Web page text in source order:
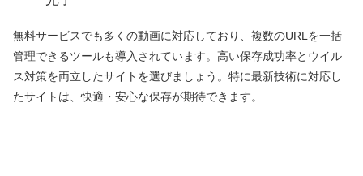
無料サービスでも多くの動画に対応しており、複数のURLを一括
管理できるツールも導入されています。高い保存成功率とウイル
ス対策を両立したサイトを選びましょう。特に最新技術に対応し
たサイトは、快適・安心な保存が期待できます。